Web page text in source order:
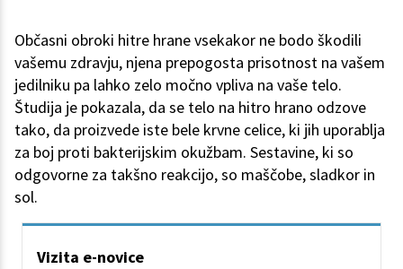
Občasni obroki hitre hrane vsekakor ne bodo škodili
vašemu zdravju, njena prepogosta prisotnost na vašem
jedilniku pa lahko zelo močno vpliva na vaše telo.
Študija je pokazala, da se telo na hitro hrano odzove
tako, da proizvede iste bele krvne celice, ki jih uporablja
za boj proti bakterijskim okužbam. Sestavine, ki so
odgovorne za takšno reakcijo, so maščobe, sladkor in
sol.
Vizita e-novice